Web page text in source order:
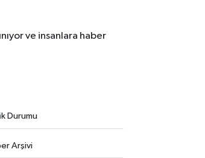
ve insanlara haber
Durumu
Arşivi